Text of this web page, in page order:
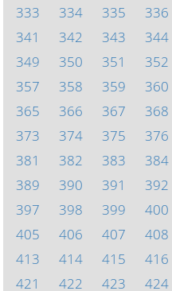
333
334 335 336
341
342 343 344
349
350 351 352
357
358 359 360
365
366 367 368
373
374 375 376
381
382 383 384
389
390 391 392
397
398 399 400
405
406 407 408
413
414 415 416
421
422 423 424